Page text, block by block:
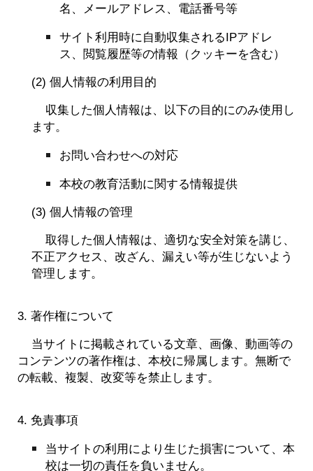
名、メールアドレス、電話番号等
サイト利用時に自動収集されるIPアドレ
ス、閲覧履歴等の情報（クッキーを含む）
(2) 個人情報の利用目的
収集した個人情報は、以下の目的にのみ使用し
ます。
お問い合わせへの対応
本校の教育活動に関する情報提供
(3) 個人情報の管理
取得した個人情報は、適切な安全対策を講じ、
不正アクセス、改ざん、漏えい等が生じないよう
管理します。
3. 著作権について
当サイトに掲載されている文章、画像、動画等の
コンテンツの著作権は、本校に帰属します。無断で
の転載、複製、改変等を禁止します。
4. 免責事項
当サイトの利用により生じた損害について、本
校は一切の責任を負いません。